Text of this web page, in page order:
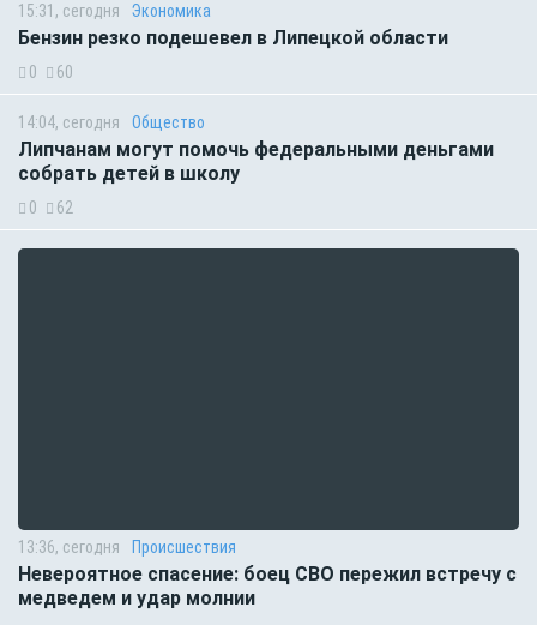
15:31, сегодня Экономика
Бензин резко подешевел в Липецкой области
0 60
14:04, сегодня Общество
Липчанам могут помочь федеральными деньгами
собрать детей в школу
0 62
13:36, сегодня Происшествия
Невероятное спасение: боец СВО пережил встречу с
медведем и удар молнии